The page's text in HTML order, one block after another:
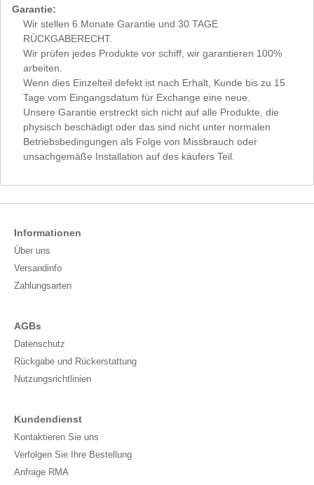
Garantie:
Wir stellen 6 Monate Garantie und 30 TAGE
RÜCKGABERECHT.
Wir prüfen jedes Produkte vor schiff, wir garantieren 100%
arbeiten.
Wenn dies Einzelteil defekt ist nach Erhalt, Kunde bis zu 15
Tage vom Eingangsdatum für Exchange eine neue.
Unsere Garantie erstreckt sich nicht auf alle Produkte, die
physisch beschädigt oder das sind nicht unter normalen
Betriebsbedingungen als Folge von Missbrauch oder
unsachgemäße Installation auf des käufers Teil.
Informationen
Über uns
Versandinfo
Zahlungsarten
AGBs
Datenschutz
Rückgabe und Rückerstattung
Nutzungsrichtlinien
Kundendienst
Kontaktieren Sie uns
Verfolgen Sie Ihre Bestellung
Anfrage RMA